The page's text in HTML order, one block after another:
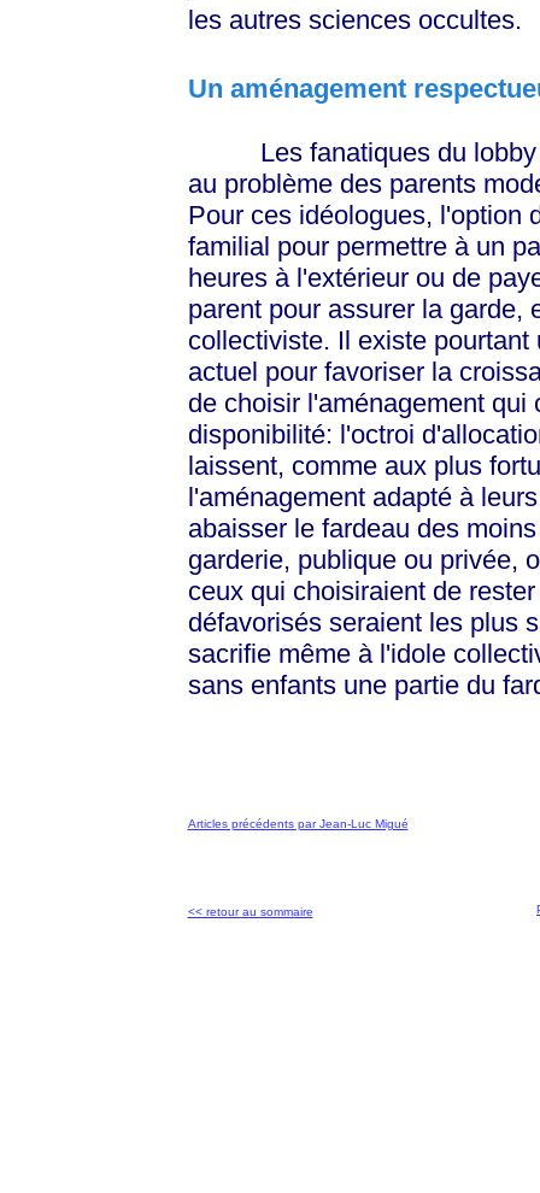
les autres sciences occultes.
Un aménagement
Les fanatiques du lobby
au problème des parents
Pour ces idéologues, l'option
familial pour permettre à un
heures à l'extérieur ou de
parent pour assurer la garde,
collectiviste. Il existe
actuel pour favoriser la
de choisir l'aménagement
disponibilité: l'octroi
laissent, comme aux plus
l'aménagement adapté à
abaisser le fardeau des
garderie, publique ou privée,
ceux qui choisiraient de
défavorisés seraient les plus
sacrifie même à l'idole
sans enfants une partie du
Articles précédents par Jean-Luc Migué
<< retour au sommaire